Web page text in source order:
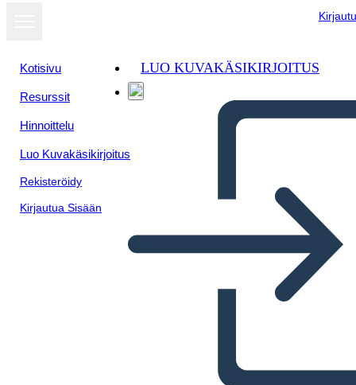
Kotisivu
Resurssit
Hinnoittelu
Luo Kuvakäsikirjoitus
Rekisteröidy
Kirjautua Sisään
LUO KUVAKÄSIKIRJOITUS
Little Rock Nine Timeline